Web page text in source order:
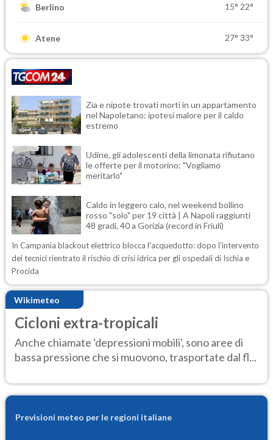
Berlino 15° 22°
Atene 27° 33°
Zia e nipote trovati morti in un appartamento
nel Napoletano: ipotesi malore per il caldo
estremo
Udine, gli adolescenti della limonata rifiutano
le offerte per il motorino: "Vogliamo
meritarlo"
Caldo in leggero calo, nel weekend bollino
rosso "solo" per 19 città | A Napoli raggiunti
48 gradi, 40 a Gorizia (record in Friuli)
In Campania blackout elettrico blocca l'acquedotto: dopo l'intervento
dei tecnici rientrato il rischio di crisi idrica per gli ospedali di Ischia e
Procida
Wikimeteo
Cicloni extra-tropicali
Anche chiamate 'depressioni mobili', sono aree di
bassa pressione che si muovono, trasportate dal fl...
Previsioni meteo per le regioni italiane